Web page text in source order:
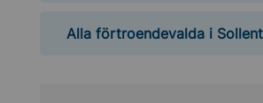
Alla förtroendevalda i